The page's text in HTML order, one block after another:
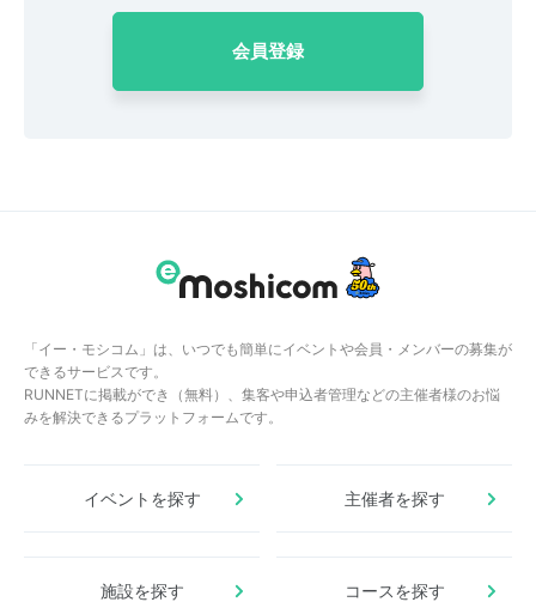
会員登録
「イー・モシコム」は、いつでも簡単にイベントや会員・メンバーの募集が
できるサービスです。
RUNNETに掲載ができ（無料）、集客や申込者管理などの主催者様のお悩
みを解決できるプラットフォームです。
イベントを探す 主催者を探す
施設を探す コースを探す